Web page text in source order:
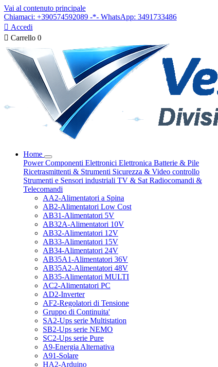
Vai al contenuto principale
Chiamaci: +390574592089 -*- WhatsApp: 3491733486
 Accedi
 Carrello 0
Home
PowerComponenti Elettronici Elettronica Batterie & Pile
Ricetrasmittenti & Strumenti Sicurezza & Video controllo
Strumenti e Sensori industriali TV & Sat Radiocomandi &
Telecomandi
AA2-Alimentatori a Spina
AB2-Alimentatori Low Cost
AB31-Alimentatori 5V
AB32A-Alimentatori 10V
AB32-Alimentatori 12V
AB33-Alimentatori 15V
AB34-Alimentatori 24V
AB35A1-Alimentatori 36V
AB35A2-Alimentatori 48V
AB35-Alimentatori MULTI
AC2-Alimentatori PC
AD2-Inverter
AF2-Regolatori di Tensione
Gruppo di Continuita'
SA2-Ups serie Multistation
SB2-Ups serie NEMO
SC2-Ups serie Pure
A9-Energia Alternativa
A91-Solare
HA2-Arduino